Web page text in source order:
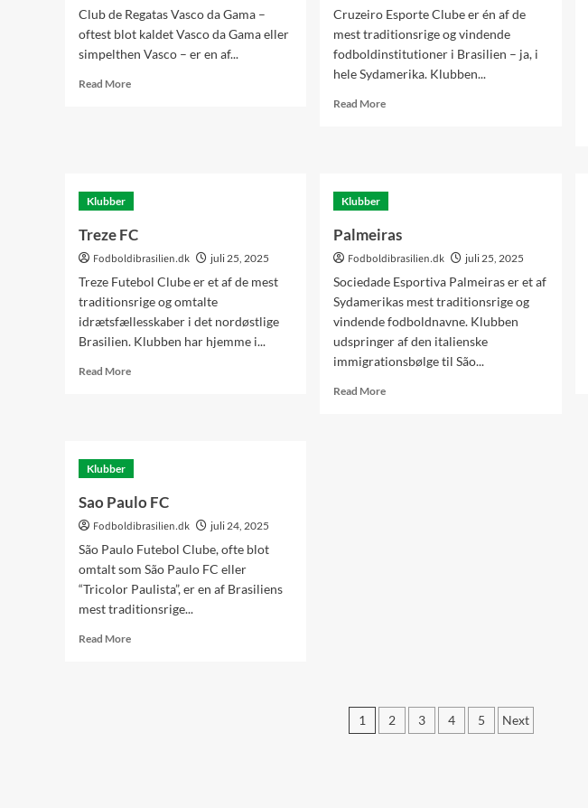
Club de Regatas Vasco da Gama –
oftest blot kaldet Vasco da Gama eller
simpelthen Vasco – er en af...
Read MoreRead
Cruzeiro Esporte Clube er én af de
mest traditionsrige og vindende
fodboldinstitutioner i Brasilien – ja, i
hele Sydamerika. Klubben...
Read MoreRead
Klubber
Treze FC
Fodboldibrasilien.dk juli 25, 2025
Treze Futebol Clube er et af de mest
traditionsrige og omtalte
idrætsfællesskaber i det nordøstlige
Brasilien. Klubben har hjemme i...
Read MoreRead
Klubber
Palmeiras
Fodboldibrasilien.dk juli 25, 2025
Sociedade Esportiva Palmeiras er et af
Sydamerikas mest traditionsrige og
vindende fodboldnavne. Klubben
udspringer af den italienske
immigrationsbølge til São...
Read MoreRead
Klubber
Sao Paulo FC
Fodboldibrasilien.dk juli 24, 2025
São Paulo Futebol Clube, ofte blot
omtalt som São Paulo FC eller
“Tricolor Paulista”, er en af Brasiliens
mest traditionsrige...
Read MoreRead
Indlægsinddeling
1 2 3 4 5 Next